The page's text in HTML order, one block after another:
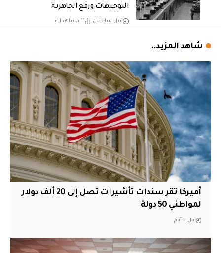
التوجيهات ورفع الجاهزية
قبل ساعتين 11 مشاهدات
شاهد المزيد..
أميركا تقر سندات تأشيرات تصل إلى 20 ألف دولار
لمواطني 50 دولة
قبل 5 أيام